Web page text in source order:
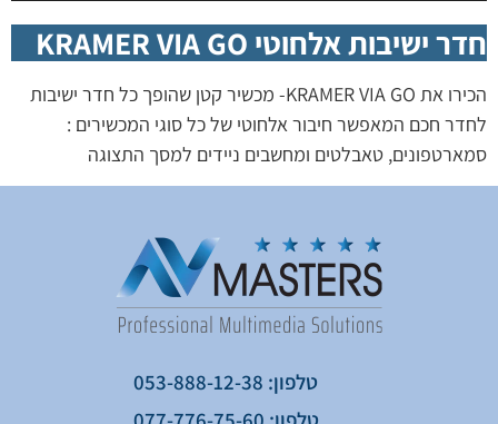
חדר ישיבות אלחוטי KRAMER VIA GO
הכירו את KRAMER VIA GO- מכשיר קטן שהופך כל חדר ישיבות
לחדר חכם המאפשר חיבור אלחוטי של כל סוגי המכשירים :
סמארטפונים, טאבלטים ומחשבים ניידים למסך התצוגה
טלפון: 053-888-12-38